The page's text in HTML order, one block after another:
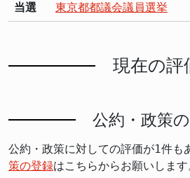
当選 東京都都議会議員選挙
現在の評
公約・政策
公約・政策に対しての評価が1件も
策の登録はこちらからお願いします